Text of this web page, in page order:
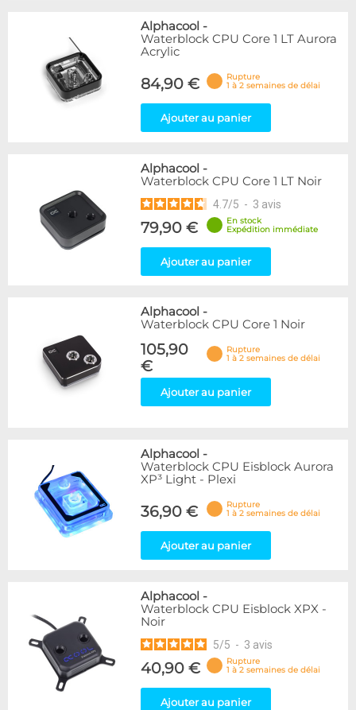
Alphacool -
Waterblock CPU Core 1 LT Aurora
Acrylic
84,90 €
Rupture
1 à 2 semaines de délai
Ajouter au panier
Alphacool -
Waterblock CPU Core 1 LT Noir
4.7/5 - 3 avis
79,90 €
En stock
Expédition immédiate
Ajouter au panier
Alphacool -
Waterblock CPU Core 1 Noir
105,90
€
Rupture
1 à 2 semaines de délai
Ajouter au panier
Alphacool -
Waterblock CPU Eisblock Aurora
XP³ Light - Plexi
36,90 €
Rupture
1 à 2 semaines de délai
Ajouter au panier
Alphacool -
Waterblock CPU Eisblock XPX -
Noir
5/5 - 3 avis
40,90 €
Rupture
1 à 2 semaines de délai
Ajouter au panier